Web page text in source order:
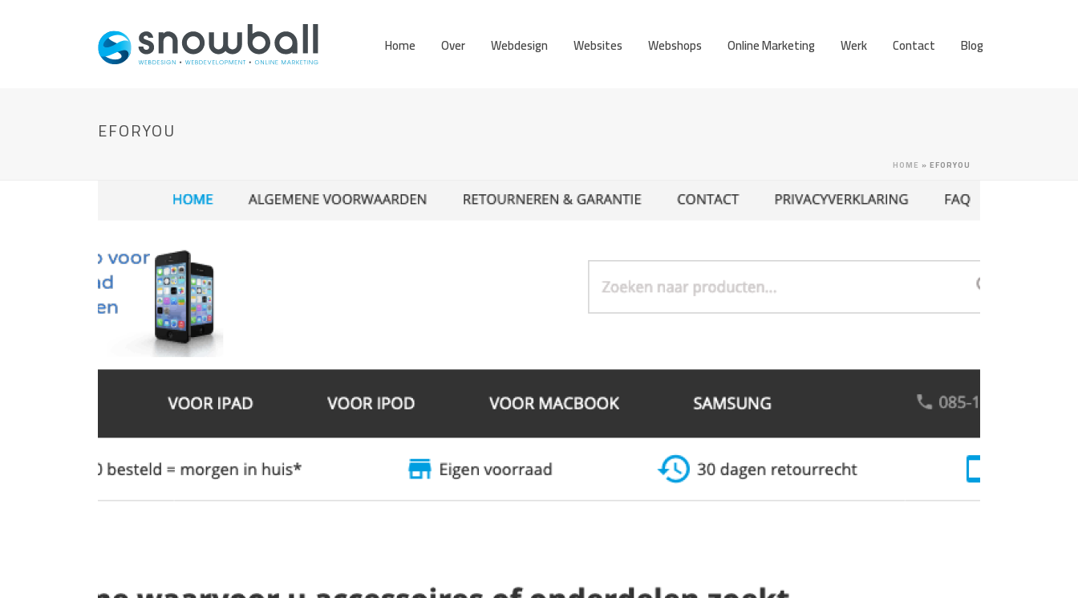
Home Over Webdesign Websites Webshops Online Marketing Werk Contact Blog
EFORYOU
HOME » EFORYOU